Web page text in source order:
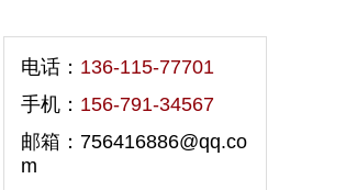
电话： 136-115-77701
手机： 156-791-34567
邮箱：756416886@qq.co
m